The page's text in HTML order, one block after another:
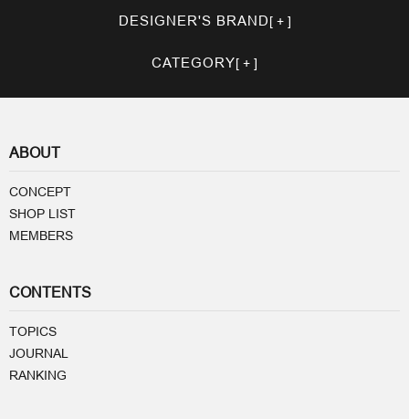
DESIGNER'S BRAND
CATEGORY
ABOUT
CONCEPT
SHOP LIST
MEMBERS
CONTENTS
TOPICS
JOURNAL
RANKING